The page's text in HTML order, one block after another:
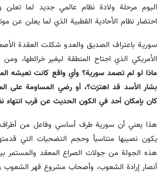
اليوم مرحلة ولادة نظام عالمي جديد لما
احتضار نظام الأحادية القطبية الذي لما يعلن عن
سورية باعتراف الصديق والعدو شكلت العقدة
الأمريكي الذي اجتاح المنطقة ليغير خرائطها،
ماذا لو لم تصمد سورية؟ وأي واقع كانت تعيشه
بشار الأسد قد اهتزت؟، أو رضي المساومة على
كان بإمكان أحد في الكون الحديث عن قرب انتهاء
هذا يعني أن سورية طرف أساسي وفاعل من أطراف
يكون نصيبها متناسباً وحجم التضحيات التي
هذه الجولة من جولات الصراع المعقد والمستمر
أنصار إرادة الشعوب، وأصحاب مشروع قهر الشعوب